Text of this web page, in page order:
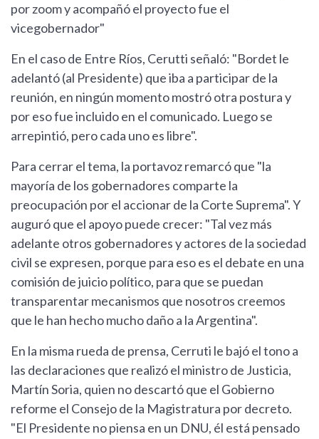
por zoom y acompañó el proyecto fue el
vicegobernador"
En el caso de Entre Ríos, Cerutti señaló: "Bordet le
adelantó (al Presidente) que iba a participar de la
reunión, en ningún momento mostró otra postura y
por eso fue incluido en el comunicado. Luego se
arrepintió, pero cada uno es libre".
Para cerrar el tema, la portavoz remarcó que "la
mayoría de los gobernadores comparte la
preocupación por el accionar de la Corte Suprema". Y
auguró que el apoyo puede crecer: "Tal vez más
adelante otros gobernadores y actores de la sociedad
civil se expresen, porque para eso es el debate en una
comisión de juicio político, para que se puedan
transparentar mecanismos que nosotros creemos
que le han hecho mucho daño a la Argentina".
En la misma rueda de prensa, Cerruti le bajó el tono a
las declaraciones que realizó el ministro de Justicia,
Martín Soria, quien no descartó que el Gobierno
reforme el Consejo de la Magistratura por decreto.
"El Presidente no piensa en un DNU, él está pensado